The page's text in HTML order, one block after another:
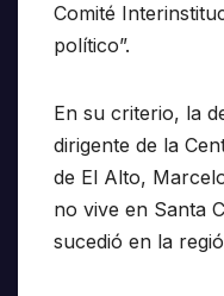
Comité
político”.
En su criterio, la
dirigente de la
de El Alto,
no vive en Santa
sucedió en la